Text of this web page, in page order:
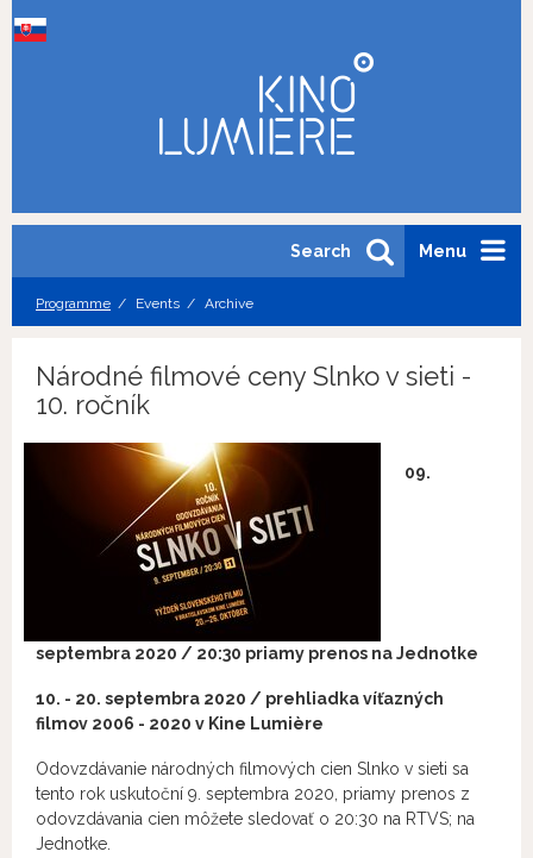
Menu
Search
Programme Events Archive
Národné filmové ceny Slnko v sieti -
10. ročník
09.
septembra 2020 / 20:30 priamy prenos na Jednotke
10. - 20. septembra 2020 / prehliadka víťazných
filmov 2006 - 2020 v Kine Lumière
Odovzdávanie národných filmových cien Slnko v sieti sa
tento rok uskutoční 9. septembra 2020, priamy prenos z
odovzdávania cien môžete sledovať o 20:30 na RTVS; na
Jednotke.